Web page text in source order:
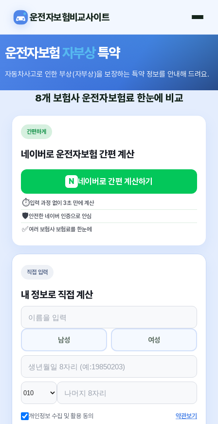
운전자보험비교사이트
운전자보험자부상특약
자동차사고로 인한 부상(자부상)을 보장하는 특약 정보를 안내해 드려요.
8개 보험사운전자보험료 한눈에 비교
간편하게
네이버로 운전자보험 간편 계산
N 네이버로 간편 계산하기
⏱입력 과정 없이 3초 만에 계산
🛡안전한 네이버 인증으로 안심
✅여러 보험사 보험료를 한눈에
직접 입력
내 정보로 직접 계산
남성 여성
개인정보 수집 및 활용 동의 약관보기